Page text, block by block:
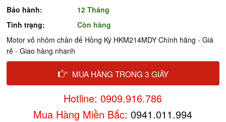
Bảo hành:
12 Tháng
Tình trạng:
Còn hàng
Motor vỏ nhôm chân đế Hồng Ký HKM214MDY Chính hãng - Giá
rẻ - Giao hàng nhanh
MUA HÀNG TRONG 3 GIÂY
Hotline: 0909.916.786
Mua Hàng Miền Bắc: 0941.011.994